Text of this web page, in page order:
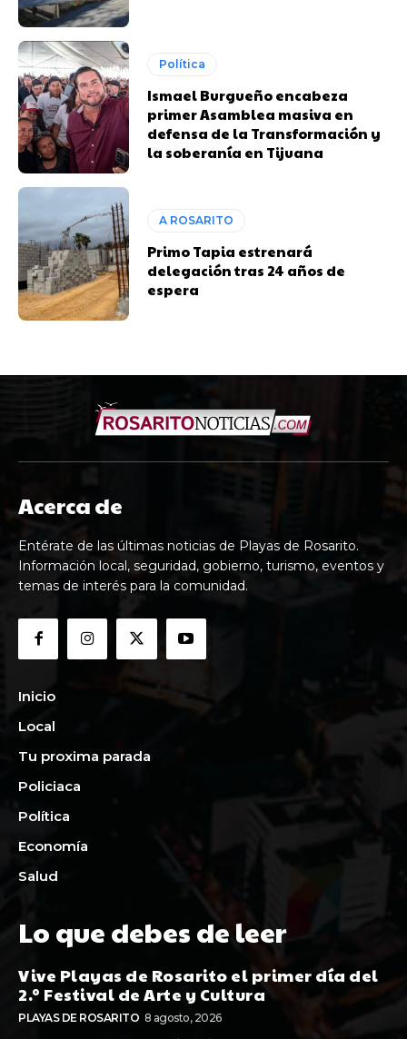
Política
Ismael Burgueño encabeza
primer Asamblea masiva en
defensa de la Transformación y
la soberanía en Tijuana
A ROSARITO
Primo Tapia estrenará
delegación tras 24 años de
espera
Acerca de
Entérate de las últimas noticias de Playas de Rosarito.
Información local, seguridad, gobierno, turismo, eventos y
temas de interés para la comunidad.
Inicio
Local
Tu proxima parada
Policiaca
Política
Economía
Salud
Lo que debes de leer
Vive Playas de Rosarito el primer día del
2.º Festival de Arte y Cultura
PLAYAS DE ROSARITO 8 agosto, 2026